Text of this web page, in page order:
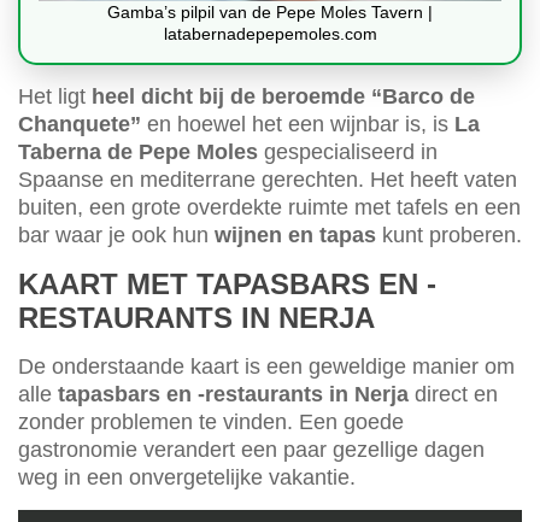
Gamba’s pilpil van de Pepe Moles Tavern |
latabernadepepemoles.com
Het ligt heel dicht bij de beroemde “Barco de
Chanquete” en hoewel het een wijnbar is, is La
Taberna de Pepe Moles gespecialiseerd in
Spaanse en mediterrane gerechten. Het heeft vaten
buiten, een grote overdekte ruimte met tafels en een
bar waar je ook hun wijnen en tapas kunt proberen.
KAART MET TAPASBARS EN -
RESTAURANTS IN NERJA
De onderstaande kaart is een geweldige manier om
alle tapasbars en -restaurants in Nerja direct en
zonder problemen te vinden. Een goede
gastronomie verandert een paar gezellige dagen
weg in een onvergetelijke vakantie.